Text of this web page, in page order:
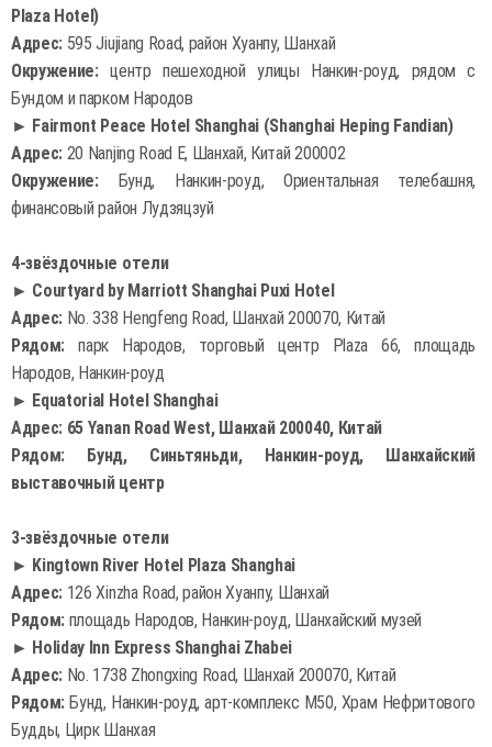
Plaza Hotel)
Адрес: 595 Jiujiang Road, район Хуанпу, Шанхай
Окружение:центр пешеходной улицы Нанкин-роуд, рядом с
Бундом и парком Народов
► Fairmont Peace Hotel Shanghai (Shanghai Heping Fandian)
Адрес: 20 Nanjing Road E, Шанхай, Китай 200002
Окружение: Бунд, Нанкин-роуд, Ориентальная телебашня,
финансовый район Лудзяцзуй
4-звёздочные отели
► Courtyard by Marriott Shanghai Puxi Hotel
Адрес: No. 338 Hengfeng Road, Шанхай 200070, Китай
Рядом:парк Народов, торговый центр Plaza 66, площадь
Народов, Нанкин-роуд
► Equatorial Hotel Shanghai
Адрес: 65 Yanan Road West, Шанхай 200040, Китай
Рядом: Бунд, Синьтяньди, Нанкин-роуд, Шанхайский
выставочный центр
3-звёздочные отели
► Kingtown River Hotel Plaza Shanghai
Адрес: 126 Xinzha Road, район Хуанпу, Шанхай
Рядом: площадь Народов, Нанкин-роуд, Шанхайский музей
► Holiday Inn Express Shanghai Zhabei
Адрес: No. 1738 Zhongxing Road, Шанхай 200070, Китай
Рядом:Бунд, Нанкин-роуд, арт-комплекс M50, Храм Нефритового
Будды, Цирк Шанхая